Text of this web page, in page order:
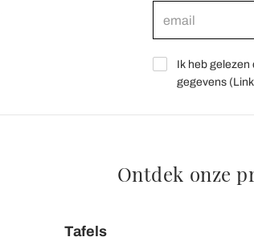
Ik heb gelezen
gegevens (Link
Ontdek onze
Tafels